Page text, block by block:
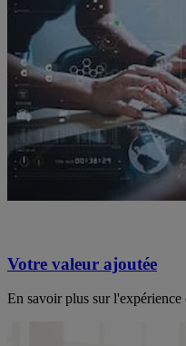
Votre valeur ajoutée
En savoir plus sur